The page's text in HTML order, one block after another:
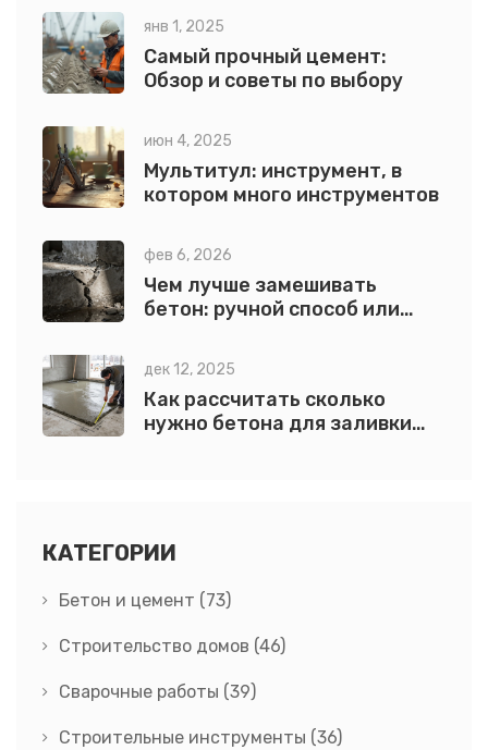
янв 1, 2025
Самый прочный цемент:
Обзор и советы по выбору
июн 4, 2025
Мультитул: инструмент, в
котором много инструментов
фев 6, 2026
Чем лучше замешивать
бетон: ручной способ или
дек 12, 2025
Как рассчитать сколько
нужно бетона для заливки
КАТЕГОРИИ
Бетон и цемент (73)
Строительство домов (46)
Сварочные работы (39)
Строительные инструменты (36)